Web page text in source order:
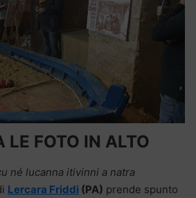
LE FOTO IN ALTO
né lucanna itivinni a natra
Lercara Friddi (PA) prende spunto